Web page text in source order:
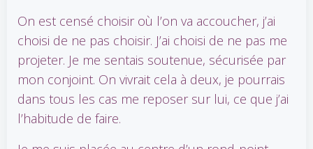
On est censé choisir où l’on va accoucher, j’ai
choisi de ne pas choisir. J’ai choisi de ne pas me
projeter. Je me sentais soutenue, sécurisée par
mon conjoint. On vivrait cela à deux, je pourrais
dans tous les cas me reposer sur lui, ce que j’ai
l’habitude de faire.